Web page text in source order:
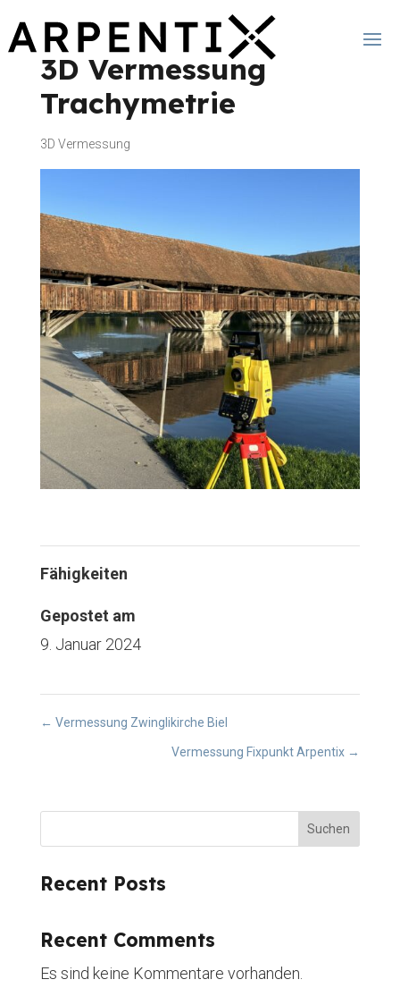
3D Vermessung
Trachymetrie
3D Vermessung
Fähigkeiten
Gepostet am
9. Januar 2024
← Vermessung Zwinglikirche Biel
Vermessung Fixpunkt Arpentix →
Suchen
Recent Posts
Recent Comments
Es sind keine Kommentare vorhanden.